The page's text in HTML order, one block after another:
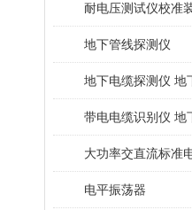
耐电压测试仪校准
地下管线探测仪
大功率交直流标准
电平振荡器